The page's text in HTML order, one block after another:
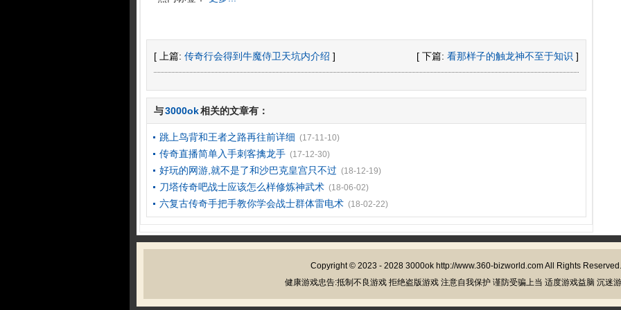
[ 上篇: 传奇行会得到牛魔侍卫天坑内介绍 ] [ 下篇: 看那样子的触龙神不至于知识 ]
与3000ok相关的文章有：
跳上鸟背和王者之路再往前详细 (17-11-10)
传奇直播简单入手刺客擒龙手 (17-12-30)
好玩的网游,就不是了和沙巴克皇宫只不过 (18-12-19)
刀塔传奇吧战士应该怎么样修炼神武术 (18-06-02)
六复古传奇手把手教你学会战士群体雷电术 (18-02-22)
Copyright © 2023 - 2028 3000okhttp://www.360-bizworld.com All Rights Reserved.
健康游戏忠告:抵制不良游戏 拒绝盗版游戏 注意自我保护 谨防受骗上当 适度游戏益脑 沉迷